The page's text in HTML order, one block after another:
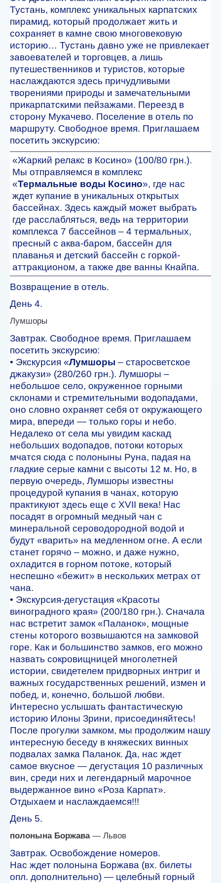
Тустань, комплекс уникальных карпатских
пирамид, который продолжает жить и
сохраняет в камне свою многовековую
историю… Тустань давно уже не привлекает
завоевателей и торговцев, а лишь
путешественников и туристов, которые
наслаждаются здесь причудливыми
творениями природы и замечательными
прикарпатскими пейзажами. Переезд в
сторону Мукачево. Поселение в отель по
маршруту. Свободное время. Приглашаем
посетить экскурсию:
«Жаркий релакс в Косино» (100/80 грн.).
Мы отправляемся в комплекс
«Термальные воды Косино», где нас
ждет купание в уникальных открытых
бассейнах. Здесь каждый может выбрать
где расслабляться, ведь на территории
комплекса 7 бассейнов – 4 термальных,
пресный с аква-баром, бассейн для
плаванья и детский бассейн с горкой-
аттракционом, а также две ванны Кнайпа.
Возвращение в отель.
День 4.
Лумшоры
Завтрак. Свободное время. Приглашаем
посетить экскурсию:
• Экскурсия «Лумшоры – старосветское
джакузи» (280/260 грн.). Лумшоры –
небольшое село, окруженное горными
склонами и стремительными водопадами,
оно словно охраняет себя от окружающего
мира, впереди — только горы и небо.
Недалеко от села мы увидим каскад
небольших водопадов, потоки которых
мчатся сюда с полоныны Руна, падая на
гладкие серые камни с высоты 12 м. Но, в
первую очередь, Лумшоры известны
процедурой купания в чанах, которую
практикуют здесь еще с XVII века! Нас
посадят в огромный медный чан с
минеральной сероводородной водой и
будут «варить» на медленном огне. А если
станет горячо – можно, и даже нужно,
охладится в горном потоке, который
неспешно «бежит» в нескольких метрах от
чана.
• Экскурсия-дегустация «Красоты
виноградного края» (200/180 грн.). Сначала
нас встретит замок «Паланок», мощные
стены которого возвышаются на замковой
горе. Как и большинство замков, его можно
назвать сокровищницей многолетней
истории, свидетелем придворных интриг и
важных государственных решений, измен и
побед, и, конечно, большой любви.
Интересно услышать фантастическую
историю Илоны Зрини, присоединяйтесь!
После прогулки замком, мы продолжим нашу
интересную беседу в княжеских винных
подвалах замка Паланок. Да, нас ждет
самое вкусное — дегустация 10 различных
вин, среди них и легендарный марочное
выдержанное вино «Роза Карпат».
Отдыхаем и наслаждаемся!!!
День 5.
полонына Боржава— Львов
Завтрак. Освобождение номеров.
Нас ждет полонына Боржава (вх. билеты
опл. дополнительно) — целебный горный